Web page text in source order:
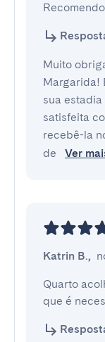
Muito
Margarida!
sua
satisfeita
recebê-la
de
Ver
Katrin B.,
Quarto
que é